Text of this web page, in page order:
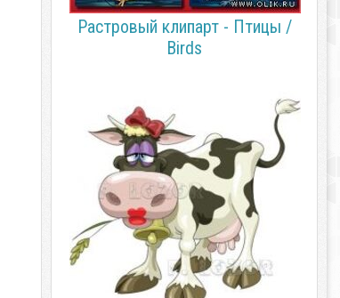
Растровый клипарт - Птицы /
Birds